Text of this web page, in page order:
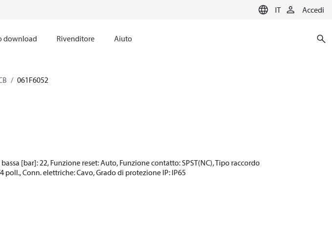
IT Accedi
download Rivenditore Aiuto
061F6052
[bar]: 22, Funzione reset: Auto, Funzione contatto: SPST(NC), Tipo raccordo
Conn. elettriche: Cavo, Grado di protezione IP: IP65